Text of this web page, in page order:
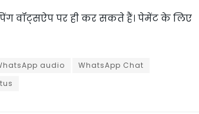
वॉट्सऐप पर ही कर सकते हैं। पेमेंट के लिए
audio
WhatsApp Chat